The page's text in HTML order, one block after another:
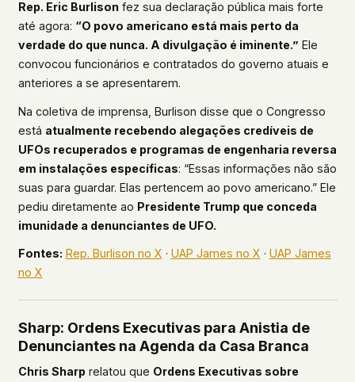
Rep. Eric Burlisonfez sua declaração pública mais forte
até agora: “O povo americano está mais perto da
verdade do que nunca. A divulgação é iminente.” Ele
convocou funcionários e contratados do governo atuais e
anteriores a se apresentarem.
Na coletiva de imprensa, Burlison disse que o Congresso
está atualmente recebendo alegações credíveis de
UFOs recuperados e programas de engenharia reversa
em instalações específicas: “Essas informações não são
suas para guardar. Elas pertencem ao povo americano.” Ele
pediu diretamente ao Presidente Trump que conceda
imunidade a denunciantes de UFO.
Fontes: Rep. Burlison no X · UAP James no X · UAP James
no X
Sharp: Ordens Executivas para Anistia de
Denunciantes na Agenda da Casa Branca
Chris Sharp relatou que Ordens Executivas sobre